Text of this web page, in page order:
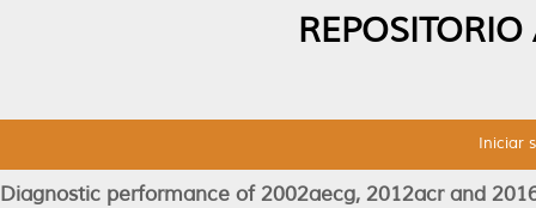
Iniciar
Diagnostic performance of 2002aecg, 2012acr and